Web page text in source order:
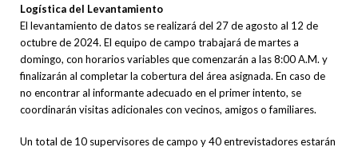
Logística del Levantamiento
El levantamiento de datos se realizará del 27 de agosto al 12 de
octubre de 2024. El equipo de campo trabajará de martes a
domingo, con horarios variables que comenzarán a las 8:00 A.M. y
finalizarán al completar la cobertura del área asignada. En caso de
no encontrar al informante adecuado en el primer intento, se
coordinarán visitas adicionales con vecinos, amigos o familiares.
Un total de 10 supervisores de campo y 40 entrevistadores estarán